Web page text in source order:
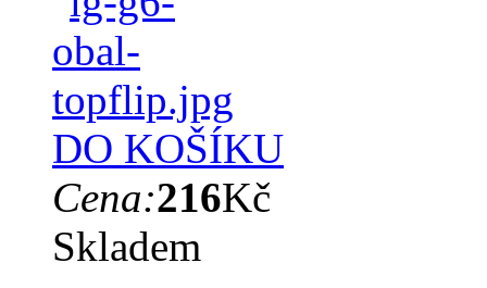
DO KOŠÍKU
Cena:216Kč
Skladem